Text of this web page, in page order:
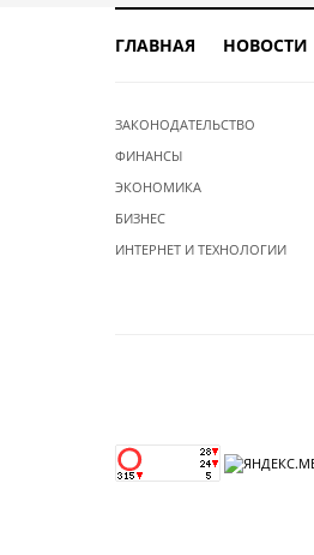
ГЛАВНАЯ НОВОСТИ
ЗАКОНОДАТЕЛЬСТВО
ФИНАНСЫ
ЭКОНОМИКА
БИЗНЕС
ИНТЕРНЕТ И ТЕХНОЛОГИИ